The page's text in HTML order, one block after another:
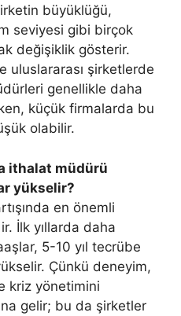
büyüklüğü,
seviyesi gibi birçok
değişiklik gösterir.
uluslararası şirketlerde
genellikle daha
küçük firmalarda bu
olabilir.
ithalat müdürü
yükselir?
en önemli
İlk yıllarda daha
5-10 yıl tecrübe
Çünkü deneyim,
kriz yönetimini
gelir; bu da şirketler